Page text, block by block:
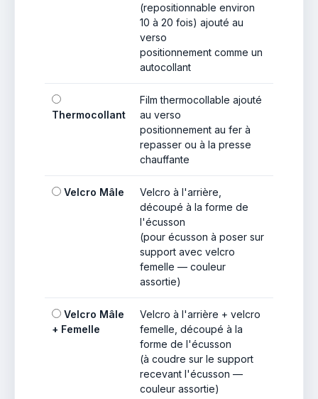
(repositionnable environ
10 à 20 fois) ajouté au
verso
positionnement comme un
autocollant
Thermocollant
Film thermocollable ajouté
au verso
positionnement au fer à
repasser ou à la presse
chauffante
Velcro Mâle
Velcro à l'arrière,
découpé à la forme de
l'écusson
(pour écusson à poser sur
support avec velcro
femelle — couleur
assortie)
Velcro Mâle
+ Femelle
Velcro à l'arrière + velcro
femelle, découpé à la
forme de l'écusson
(à coudre sur le support
recevant l'écusson —
couleur assortie)